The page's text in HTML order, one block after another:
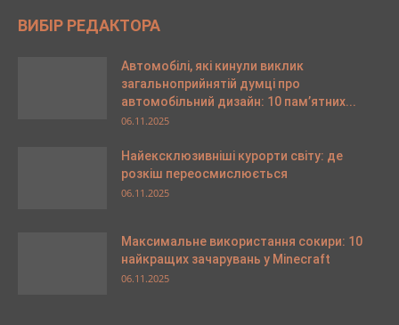
ВИБІР РЕДАКТОРА
Автомобілі, які кинули виклик
загальноприйнятій думці про
автомобільний дизайн: 10 пам’ятних...
06.11.2025
Найексклюзивніші курорти світу: де
розкіш переосмислюється
06.11.2025
Максимальне використання сокири: 10
найкращих зачарувань у Minecraft
06.11.2025